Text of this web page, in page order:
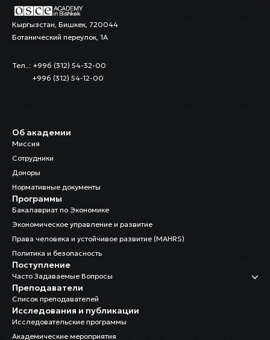
Кыргызстан, Бишкек, 720044
Ботанический переулок, 1А
Тел..: +996 (312) 54-32-00
+996 (312) 54-12-00
Об академии
Миссия
Сотрудники
Доноры
Нормативные документы
Программы
Бакалавриат по Экономике
Экономическое управление и развитие
Права человека и устойчивое развитие (MAHRS)
Политика и безопасность
Поступление
Часто Задаваемые Вопросы
Преподаватели
Список преподавателей
Исследования и публикации
Исследовательские программы
Академические мероприятия